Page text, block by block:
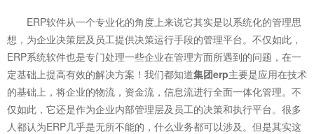
ERP软件从一个专业化的角度上来说它其实是以系统化的管理思
想，为企业决策层及员工提供决策运行手段的管理平台。不仅如此，
ERP系统软件也是专门处理一些企业在管理方面所遇到的问题，在一
定基础上提高有效的解决方案！我们都知道集团erp主要是应用在技术
的基础上，将企业的物流，资金流，信息流进行全面一体化管理。不
仅如此，它还是作为企业内部管理层及员工的决策和执行平台。很多
人都认为ERP几乎是无所不能的，什么业务都可以涉及。但是其实这